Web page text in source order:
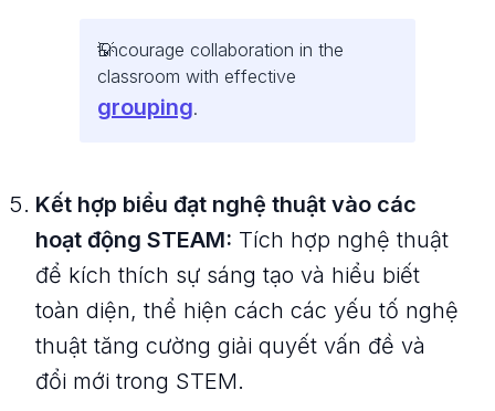
Encourage collaboration in the
classroom with effective
grouping.
Kết hợp biểu đạt nghệ thuật vào các
hoạt động STEAM: Tích hợp nghệ thuật
để kích thích sự sáng tạo và hiểu biết
toàn diện, thể hiện cách các yếu tố nghệ
thuật tăng cường giải quyết vấn đề và
đổi mới trong STEM.